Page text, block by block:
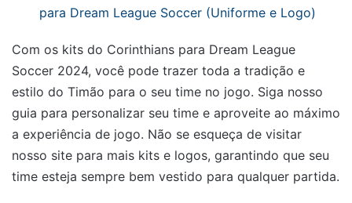
para Dream League Soccer (Uniforme e Logo)
Com os kits do Corinthians para Dream League
Soccer 2024, você pode trazer toda a tradição e
estilo do Timão para o seu time no jogo. Siga nosso
guia para personalizar seu time e aproveite ao máximo
a experiência de jogo. Não se esqueça de visitar
nosso site para mais kits e logos, garantindo que seu
time esteja sempre bem vestido para qualquer partida.